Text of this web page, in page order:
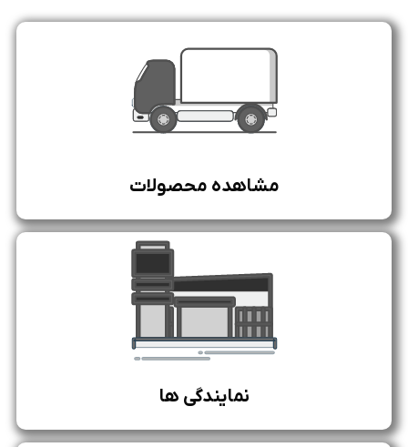
مشاهده محصولات
نمایندگی ها